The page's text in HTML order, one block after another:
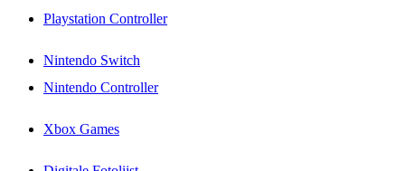
Playstation Controller
Nintendo Switch
Nintendo Controller
Xbox Games